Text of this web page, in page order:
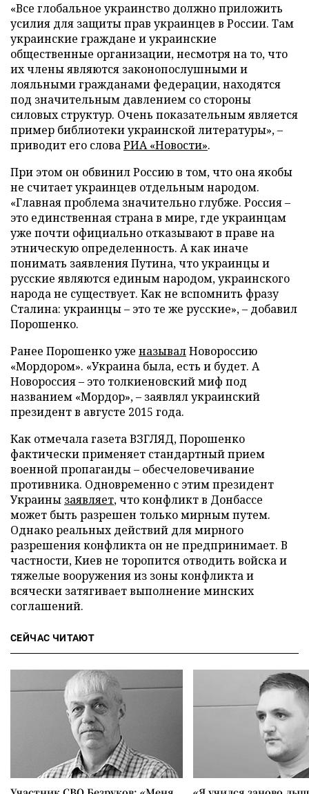
«Все глобальное украинство должно приложить
усилия для защиты прав украинцев в России. Там
украинские граждане и украинские
общественные организации, несмотря на то, что
их члены являются законопослушными и
лояльными гражданами федерации, находятся
под значительным давлением со стороны
силовых структур. Очень показательным является
пример библиотеки украинской литературы», –
приводит его словаРИА «Новости».
При этом он обвинил Россию в том, что она якобы
не считает украинцев отдельным народом.
«Главная проблема значительно глубже. Россия –
это единственная страна в мире, где украинцам
уже почти официально отказывают в праве на
этническую определенность. А как иначе
понимать заявления Путина, что украинцы и
русские являются единым народом, украинского
народа не существует. Как не вспомнить фразу
Сталина: украинцы – это те же русские», – добавил
Порошенко.
Ранее Порошенко уже называлНовороссию
«Мордором». «Украина была, есть и будет. А
Новороссия – это толкиеновский миф под
названием «Мордор», – заявлял украинский
президент в августе 2015 года.
Как отмечала газета ВЗГЛЯД, Порошенко
фактически применяет стандартный прием
военной пропаганды – обесчеловечивание
противника. Одновременно с этим президент
Украины заявляет, что конфликт в Донбассе
может быть разрешен только мирным путем.
Однако реальных действий для мирного
разрешения конфликта он не предпринимает. В
частности, Киев не торопится отводить войска и
тяжелые вооружения из зоны конфликта и
всячески затягивает выполнение минских
соглашений.
СЕЙЧАС ЧИТАЮТ